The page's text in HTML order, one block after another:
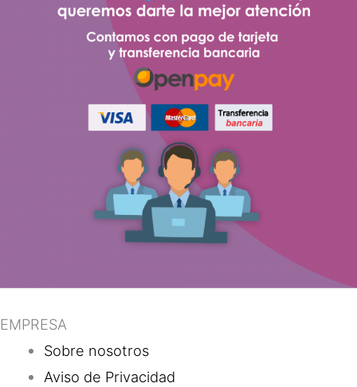
EMPRESA
Sobre nosotros
Aviso de Privacidad